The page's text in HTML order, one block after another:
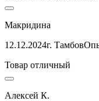
Макридина
12.12.2024г. Тамбов
Товар отличный
Алексей К.